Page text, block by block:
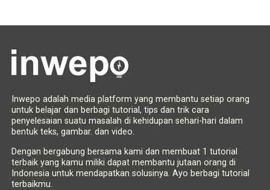
Inwepo adalah media platform yang membantu setiap orang
untuk belajar dan berbagi tutorial, tips dan trik cara
penyelesaian suatu masalah di kehidupan sehari-hari dalam
bentuk teks, gambar. dan video.
Dengan bergabung bersama kami dan membuat 1 tutorial
terbaik yang kamu miliki dapat membantu jutaan orang di
Indonesia untuk mendapatkan solusinya. Ayo berbagi tutorial
terbaikmu.